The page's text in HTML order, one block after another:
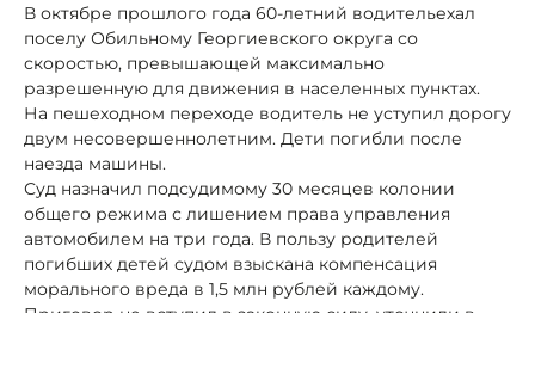
В октябре прошлого года 60-летний водительехал
поселу Обильному Георгиевского округа со
скоростью, превышающей максимально
разрешенную для движения в населенных пунктах.
На пешеходном переходе водитель не уступил дорогу
двум несовершеннолетним. Дети погибли после
наезда машины.
Суд назначил подсудимому 30 месяцев колонии
общего режима с лишением права управления
автомобилем на три года. В пользу родителей
погибших детей судом взыскана компенсация
морального вреда в 1,5 млн рублей каждому.
Приговор не вступил в законную силу, уточнили в